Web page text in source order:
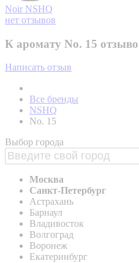
Noir NSHQ
нет отзывов
К аромату No. 15
Написать отзыв
Все бренды
NSHQ
No. 15
Выбор города
Москва
Санкт-Петербург
Астрахань
Барнаул
Владивосток
Волгоград
Воронеж
Екатеринбург